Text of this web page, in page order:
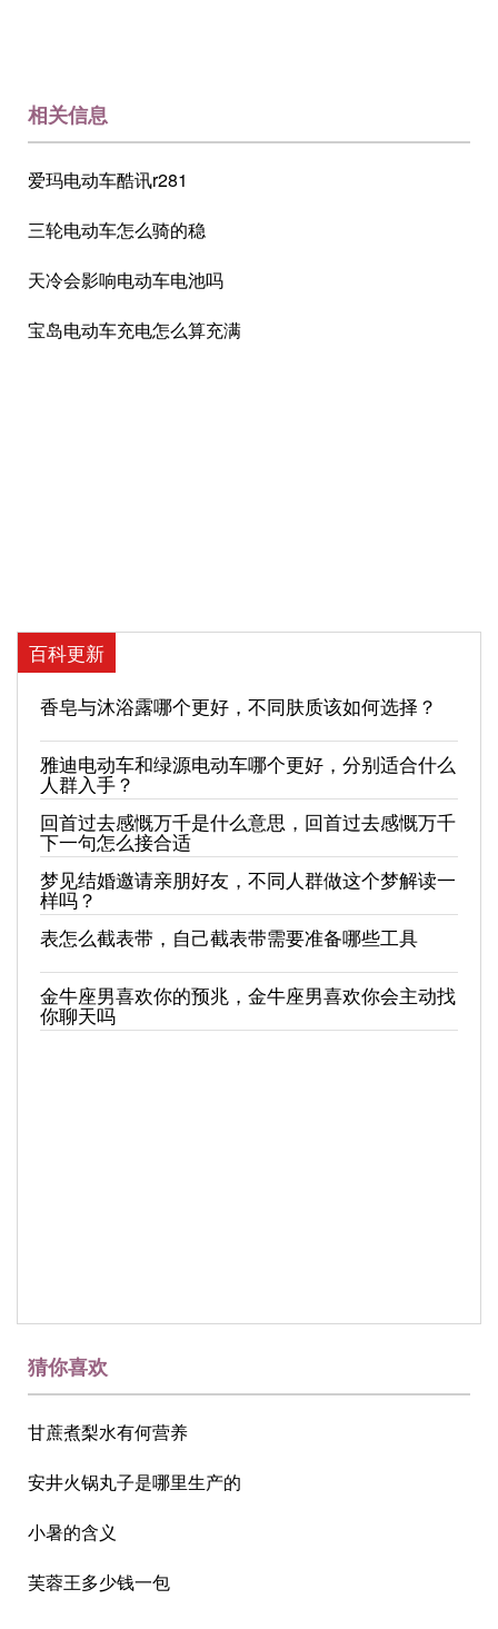
相关信息
爱玛电动车酷讯r281
三轮电动车怎么骑的稳
天冷会影响电动车电池吗
宝岛电动车充电怎么算充满
百科更新
香皂与沐浴露哪个更好，不同肤质该如何选择？
雅迪电动车和绿源电动车哪个更好，分别适合什么
人群入手？
回首过去感慨万千是什么意思，回首过去感慨万千
下一句怎么接合适
梦见结婚邀请亲朋好友，不同人群做这个梦解读一
样吗？
表怎么截表带，自己截表带需要准备哪些工具
金牛座男喜欢你的预兆，金牛座男喜欢你会主动找
你聊天吗
猜你喜欢
甘蔗煮梨水有何营养
安井火锅丸子是哪里生产的
小暑的含义
芙蓉王多少钱一包